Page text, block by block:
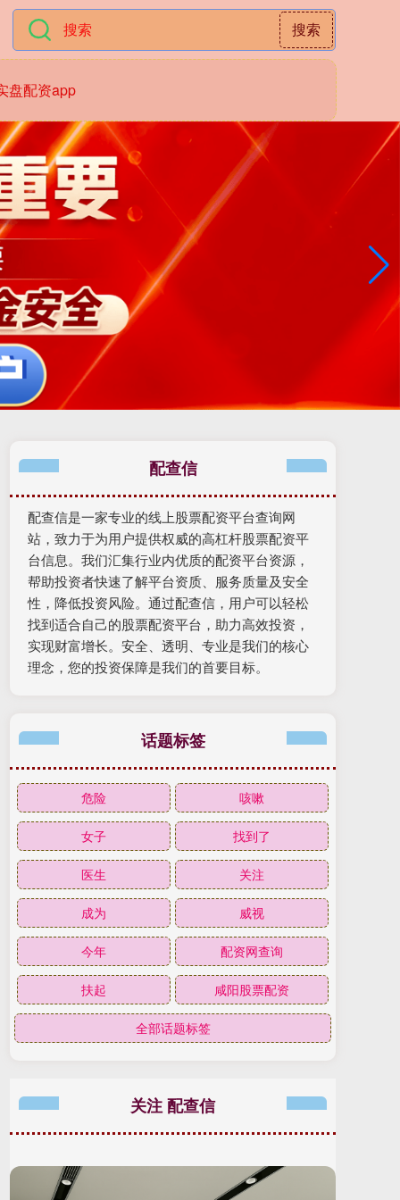
搜索
盘配资app
配查信
配查信是一家专业的线上股票配资平台查询网
站，致力于为用户提供权威的高杠杆股票配资平
台信息。我们汇集行业内优质的配资平台资源，
帮助投资者快速了解平台资质、服务质量及安全
性，降低投资风险。通过配查信，用户可以轻松
找到适合自己的股票配资平台，助力高效投资，
实现财富增长。安全、透明、专业是我们的核心
理念，您的投资保障是我们的首要目标。
话题标签
危险 咳嗽
女子 找到了
医生 关注
成为 威视
今年 配资网查询
扶起 咸阳股票配资
全部话题标签
关注 配查信